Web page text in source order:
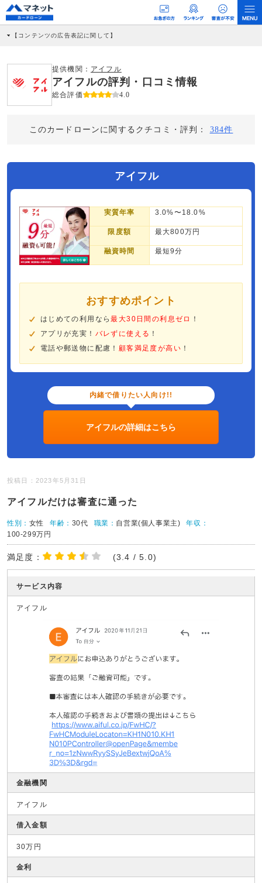
【コンテンツの広告表記に関して】
社に対して企業から紹介報酬が支払われるという収益モデルです。 ただし、特定の
商品を根拠なくPRするものではなく、当編集部の調査／ユーザーへの口コミ収集な
どに基づき、公平性を担保した情報提供を行っています。
>提携企業一覧
提供機関： アイフル
アイフルの評判・口コミ情報
総合評価 4.0
このカードローンに関するクチコミ・評判： 384件
アイフル
実質年率 3.0%〜18.0%
限度額 最大800万円
融資時間 最短9分
おすすめポイント
はじめての利用なら最大30日間の利息ゼロ
！
アプリが充実！ バレずに使える ！
電話や郵送物に配慮！ 顧客満足度が高い ！
内緒で借りたい人向け!!
アイフルの詳細はこちら
投稿日：2023年5月31日
アイフルだけは審査に通った
性別： 女性 年齢： 30代 職業： 自営業(個人事業主)
年収：
100-299万円
満足度： (3.4 / 5.0)
サービス内容
アイフル
金融機関
アイフル
借入金額
30万円
金利